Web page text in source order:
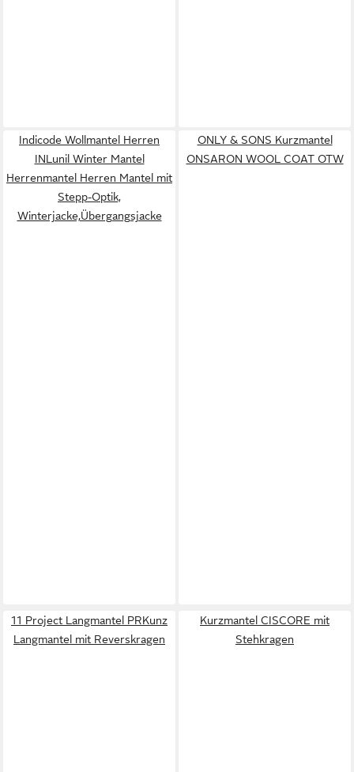
Indicode Wollmantel Herren
INLunil Winter Mantel
Herrenmantel Herren Mantel mit
Stepp-Optik,
Winterjacke,Übergangsjacke
ONLY & SONS Kurzmantel
ONSARON WOOL COAT OTW
11 Project Langmantel PRKunz
Langmantel mit Reverskragen
Kurzmantel CISCORE mit
Stehkragen